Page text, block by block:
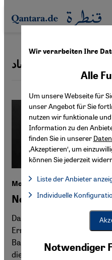
Direkt zum Inhalt springen
الموساد
Mordfall Ben Barka
Neues aus
Das Buch „L’Affaire Ben
Ermordung des
Barka. Geheim gehaltene
die Rolle des Mossad und
Wir verarbeiten Ihre
Notwendiger
Alle
Um unsere Webseite für
unser Angebot für Sie
nutzen wir funktionale
Information zu den
finden Sie in unserer
‚Akzeptieren‘, um
können Sie jederzeit
Liste der Anbieter
Facebook Embed /
Facebook Embed /
Google Maps Embed
Individuelle